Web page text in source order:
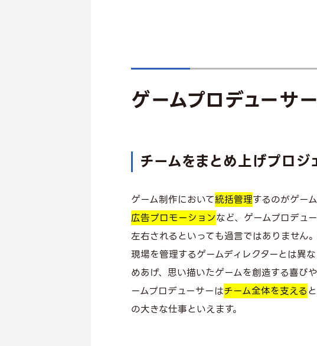
ゲームプロデューサ
チームをまとめ上げプロジ
ゲーム制作において統括管理するのがゲー
広告プロモーションなど、ゲームプロデュ
左右されるといっても過言ではありません
現場を管理するゲームディレクターとは異
めあげ、思い描いたゲームを創造する喜び
ームプロデューサーはチーム全体を支える
の大きな仕事といえます。